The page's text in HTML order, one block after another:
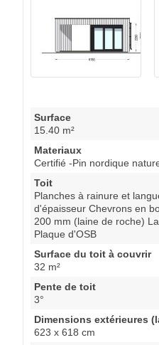
Surface
15.40 m²
Materiaux
Certifié -Pin nordique
Toit
Planches à rainure et
d'épaisseur Chevrons en
200 mm (laine de roche)
Plaque d'OSB
Surface du toit à couvrir
32 m²
Pente de toit
3°
Dimensions extérieures
623 x 618 cm